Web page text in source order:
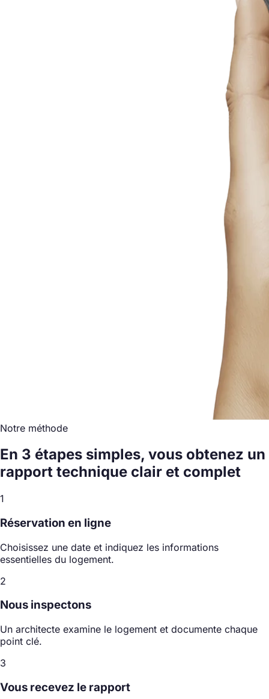
Notre méthode
En 3 étapes simples, vous obtenez un
rapport technique clair et complet
1
Réservation en ligne
Choisissez une date et indiquez les informations
essentielles du logement.
2
Nous inspectons
Un architecte examine le logement et documente chaque
point clé.
3
Vous recevez le rapport